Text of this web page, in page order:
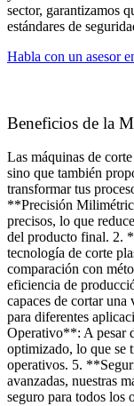
sector, garantizamos
estándares de
Habla con un asesor
Beneficios de la
Las máquinas de
sino que también
transformar tus
**Precisión
precisos, lo que
del producto final. 2.
tecnología de corte
comparación con
eficiencia de
capaces de cortar una
para diferentes
Operativo**: A pesar
optimizado, lo que se
operativos. 5.
avanzadas, nuestras
seguro para todos los